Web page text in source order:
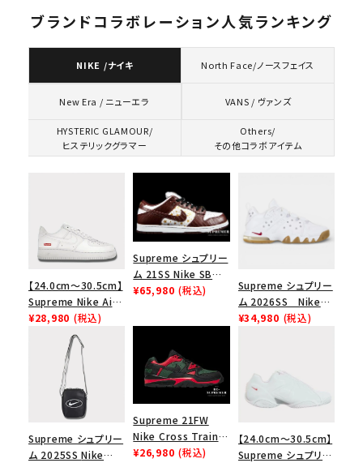
ブランドコラボレーション人気ランキング
NIKE /ナイキ North Face/ノースフェイス
New Era / ニューエラ VANS / ヴァンズ
HYSTERIC GLAMOUR/
ヒステリックグラマー
Others/
その他コラボアイテム
【24.0cm～30.5cm】
Supreme Nike Air
Force 1 Low シュプ
リーム ナイキエアフォ
ース１スニーカー シ
ューズ ホワイト
¥28,980 (税込)
Supreme シュプリー
ム 21SS Nike SB
Dunk Low ナイキSB
¥65,980 (税込)
Supreme シュプリー
ム 2026SS Nike
SB Air Max 2 CB 94
¥34,980 (税込)
Supreme シュプリー
ム 2025SS Nike
Supreme 21FW
Nike Cross Trainer
Low ナイキクロスト
¥26,980 (税込)
【24.0cm～30.5cm】
Supreme シュプリー